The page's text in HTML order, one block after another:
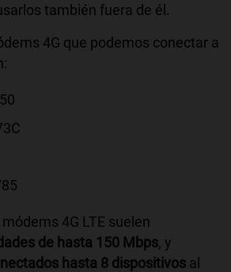
también fuera de él.
4G que podemos conectar a
4G LTE suelen
de hasta 150 Mbps, y
hasta 8 dispositivos al